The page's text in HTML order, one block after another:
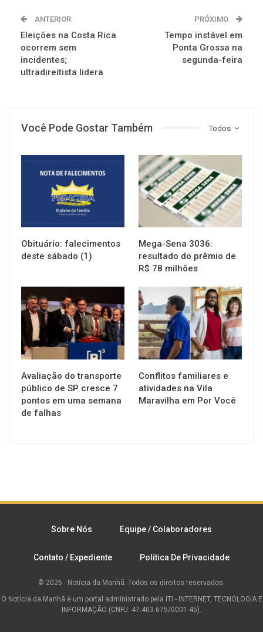
ANTERIOR
Eleições na Costa Rica
ocorrem sem
incidentes;
ultradireitista lidera
PRÓXIMO
Tempo instável em
Ponta Grossa na
segunda-feira
Todos
Você Pode Gostar Também
Obituário: falecimentos
deste sábado (1)
NOTÍCIAS
Mega-Sena 3036:
resultado do prêmio de
R$ 78 milhões
NOTÍCIAS
Avaliação do transporte
público de SP cresce 7
pontos em uma semana
de falhas
NOTÍCIAS
Conflitos familiares e
atividades na Vila
Maravilha em Por Você
Sobre Nós Equipe / Colaboradores
Contato / Expediente Política De Privacidade
© 2026 - Notícia da Manhã. Todos os direitos reservados.
O Notícia da Manhã é um portal administrado pela ITI - INTERNET, TECNOLOGIA E
INFORMAÇÃO (CNPJ: 47.403.675/0001-45).